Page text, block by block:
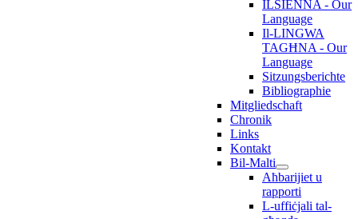
ILSIENNA - Our
Language
Il-LINGWA
TAGĦNA - Our
Language
Sitzungsberichte
Bibliographie
Mitgliedschaft
Chronik
Links
Kontakt
Bil-Malti
Aħbarijiet u
rapporti
L-uffiċjali tal-